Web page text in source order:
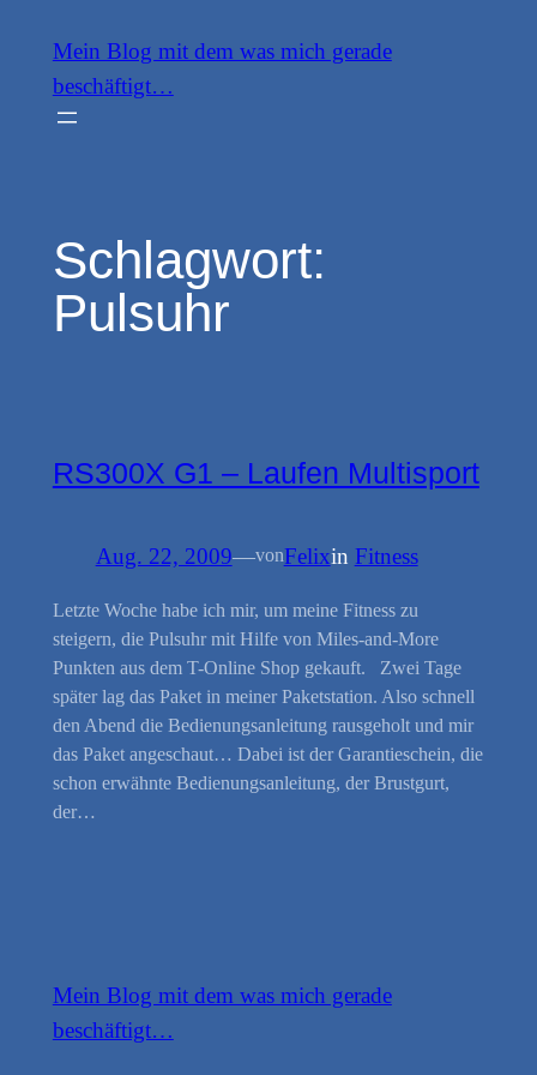
Inhalt
springen
Mein Blog mit dem was mich gerade
beschäftigt…
Schlagwort:
Pulsuhr
RS300X G1 – Laufen Multisport
Aug. 22, 2009—vonFelixin Fitness
Letzte Woche habe ich mir, um meine Fitness zu
steigern, die Pulsuhr mit Hilfe von Miles-and-More
Punkten aus dem T-Online Shop gekauft. Zwei Tage
später lag das Paket in meiner Paketstation. Also schnell
den Abend die Bedienungsanleitung rausgeholt und mir
das Paket angeschaut… Dabei ist der Garantieschein, die
schon erwähnte Bedienungsanleitung, der Brustgurt,
der…
Mein Blog mit dem was mich gerade
beschäftigt…